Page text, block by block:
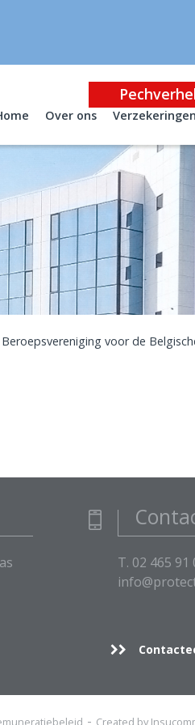
Over ons Verzekeringen
Beroepsvereniging voor de
T. 02 465 91
Created by